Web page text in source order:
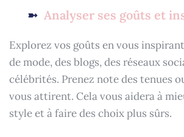
Analyser ses goûts et
Explorez vos goûts en vous
de mode, des blogs, des réseaux
célébrités. Prenez note des tenues
vous attirent. Cela vous aidera à
style et à faire des choix plus sûrs.